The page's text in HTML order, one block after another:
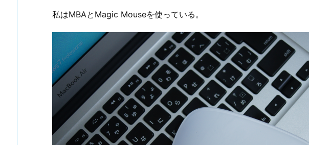
私はMBAとMagic Mouseを使っている。